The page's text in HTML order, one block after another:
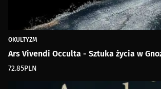
OKULTYZM
Ars Vivendi Occulta - Sztuka życia w
72.85PLN